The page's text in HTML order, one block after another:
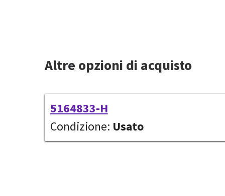
Altre opzioni di acquisto
5164833-H
Condizione: Usato